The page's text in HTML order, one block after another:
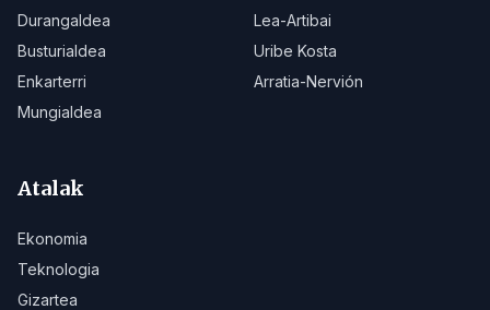
Durangaldea
Lea-Artibai
Busturialdea
Uribe Kosta
Enkarterri
Arratia-Nervión
Mungialdea
Atalak
Ekonomia
Teknologia
Gizartea